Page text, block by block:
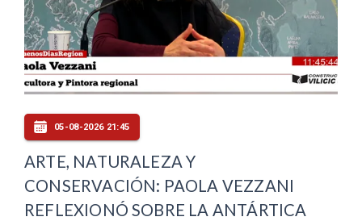
05-08-2026 21:45
ARTE, NATURALEZA Y
CONSERVACIÓN: PAOLA VEZZANI
REFLEXIONÓ SOBRE LA ANTÁRTICA